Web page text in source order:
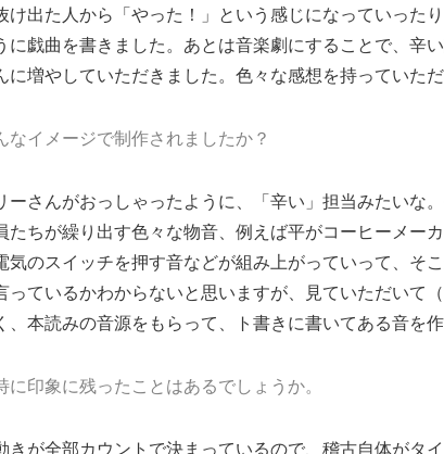
け出た人から「やった！」という感じになっていった
に戯曲を書きました。あとは音楽劇にすることで、辛
に増やしていただきました。色々な感想を持っていただ
なイメージで制作されましたか？
ーさんがおっしゃったように、「辛い」担当みたいな
たちが繰り出す色々な物音、例えば平がコーヒーメーカ
気のスイッチを押す音などが組み上がっていって、そ
っているかわからないと思いますが、見ていただいて
、本読みの音源をもらって、ト書きに書いてある音を作
に印象に残ったことはあるでしょうか。
きが全部カウントで決まっているので、稽古自体がタ